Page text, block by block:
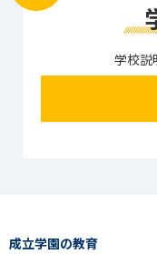
学校説
成立学園の教育